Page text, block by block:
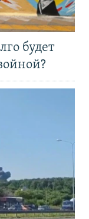
будет